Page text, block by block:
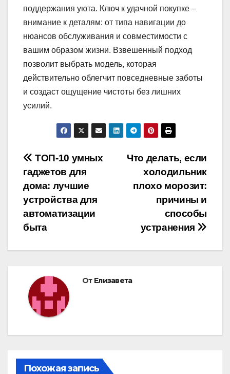
поддержания уюта. Ключ к удачной покупке –
внимание к деталям: от типа навигации до
нюансов обслуживания и совместимости с
вашим образом жизни. Взвешенный подход
позволит выбрать модель, которая
действительно облегчит повседневные заботы
и создаст ощущение чистоты без лишних
усилий.
Навигация
по
записям
Что делать, если
холодильник
плохо морозит:
причины и
способы
устранения
ТОП-10 умных
гаджетов для
дома: лучшие
устройства для
автоматизации
быта
От Елизавета
Похожая запись